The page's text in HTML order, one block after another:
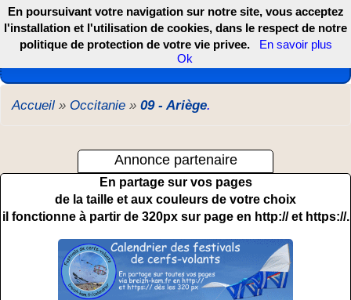
Les webcams de France, DOM TOM et COM
Accueil » Occitanie » 09 - Ariège.
Annonce partenaire
En partage sur vos pages
de la taille et aux couleurs de votre choix
il fonctionne à partir de 320px sur page en http:// et https://.
En poursuivant votre navigation sur notre site, vous acceptez
l'installation et l'utilisation de cookies, dans le respect de notre
politique de protection de votre vie privee.
En savoir plus
Ok